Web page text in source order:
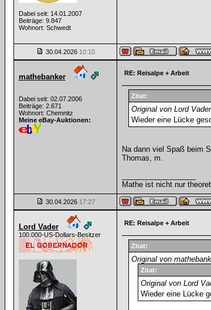
Dabei seit: 14.01.2007
Beiträge: 9.847
Wohnort: Schwedt
30.04.2026 10:10
mathebanker
Dabei seit: 02.07.2006
Beiträge: 2.671
Wohnort: Chemnitz
Meine eBay-Auktionen:
RE: Reisalpe + Arbeit
Zitat:
Original von Lord Vader
Wieder eine Lücke
Na dann viel Spaß beim
Thomas, m.
Mathe ist nicht nur
30.04.2026 17:27
Lord Vader
100.000-US-Dollars-Besitzer
RE: Reisalpe + Arbeit
Zitat:
Original von
Zitat:
Original von Lord
Wieder eine Lücke